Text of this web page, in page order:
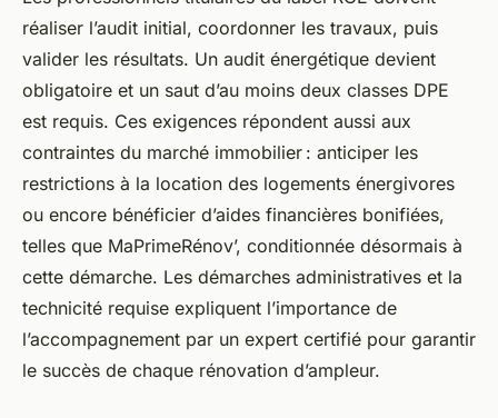
réaliser l’audit initial, coordonner les travaux, puis
valider les résultats. Un audit énergétique devient
obligatoire et un saut d’au moins deux classes DPE
est requis. Ces exigences répondent aussi aux
contraintes du marché immobilier : anticiper les
restrictions à la location des logements énergivores
ou encore bénéficier d’aides financières bonifiées,
telles que MaPrimeRénov’, conditionnée désormais à
cette démarche. Les démarches administratives et la
technicité requise expliquent l’importance de
l’accompagnement par un expert certifié pour garantir
le succès de chaque rénovation d’ampleur.